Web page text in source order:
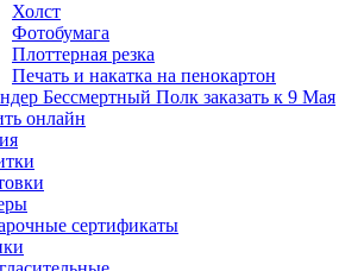
Холст
Фотобумага
Плоттерная резка
Печать и накатка на пенокартон
Бессмертный Полк заказать к 9 Мая
онлайн
сертификаты